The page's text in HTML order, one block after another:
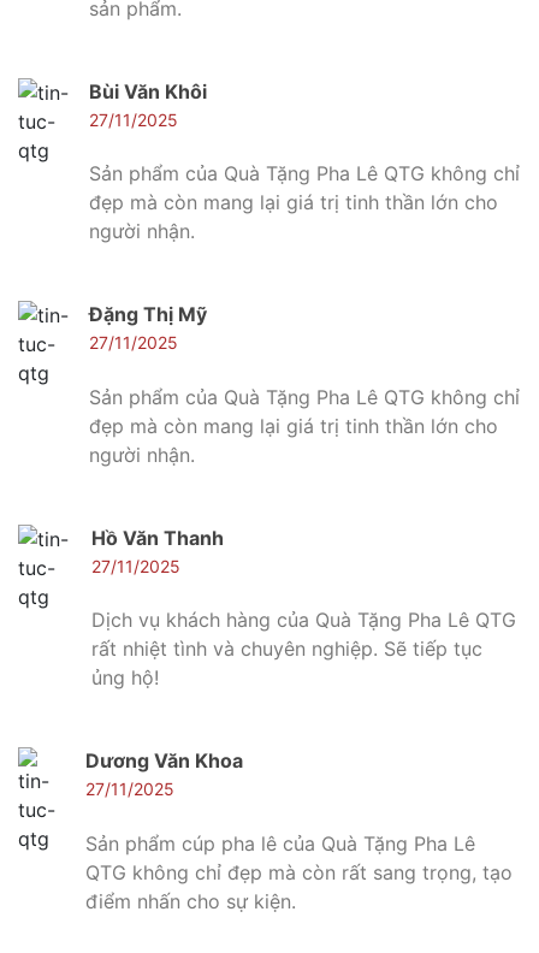
sản phẩm.
Bùi Văn Khôi
27/11/2025
Sản phẩm của Quà Tặng Pha Lê QTG không chỉ
đẹp mà còn mang lại giá trị tinh thần lớn cho
người nhận.
Đặng Thị Mỹ
27/11/2025
Sản phẩm của Quà Tặng Pha Lê QTG không chỉ
đẹp mà còn mang lại giá trị tinh thần lớn cho
người nhận.
Hồ Văn Thanh
27/11/2025
Dịch vụ khách hàng của Quà Tặng Pha Lê QTG
rất nhiệt tình và chuyên nghiệp. Sẽ tiếp tục
ủng hộ!
Dương Văn Khoa
27/11/2025
Sản phẩm cúp pha lê của Quà Tặng Pha Lê
QTG không chỉ đẹp mà còn rất sang trọng, tạo
điểm nhấn cho sự kiện.